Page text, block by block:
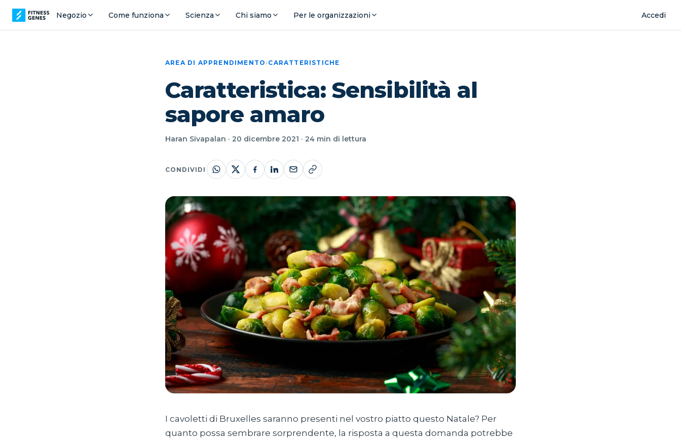
Negozio Come funziona Scienza Chi siamo Per le organizzazioni Accedi
AREA DI APPRENDIMENTO›CARATTERISTICHE
Caratteristica: Sensibilità al
sapore amaro
Haran Sivapalan · 20 dicembre 2021 · 24 min di lettura
CONDIVIDI
I cavoletti di Bruxelles saranno presenti nel vostro piatto questo Natale? Per
quanto possa sembrare sorprendente, la risposta a questa domanda potrebbe